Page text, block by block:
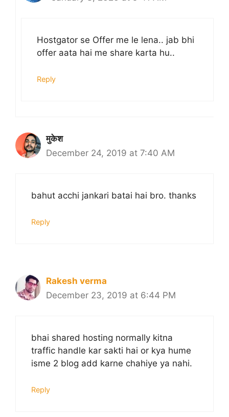
Hostgator se Offer me le lena.. jab bhi
offer aata hai me share karta hu..
Reply
मुकेश
December 24, 2019 at 7:40 AM
bahut acchi jankari batai hai bro. thanks
Reply
Rakesh verma
December 23, 2019 at 6:44 PM
bhai shared hosting normally kitna
traffic handle kar sakti hai or kya hume
isme 2 blog add karne chahiye ya nahi.
Reply